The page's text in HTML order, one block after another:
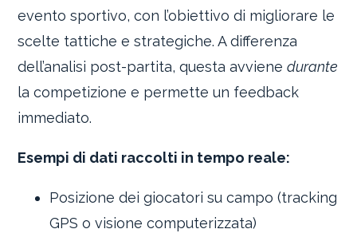
evento sportivo, con l’obiettivo di migliorare le
scelte tattiche e strategiche. A differenza
dell’analisi post-partita, questa avvienedurante
la competizione e permette un feedback
immediato.
Esempi di dati raccolti in tempo reale:
Posizione dei giocatori su campo (tracking
GPS o visione computerizzata)